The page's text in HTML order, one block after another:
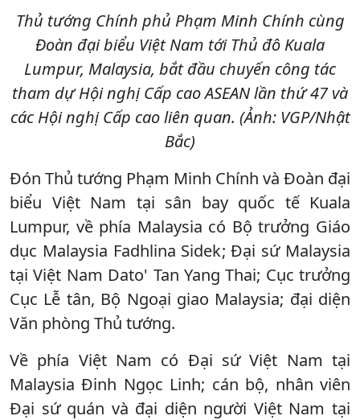
Thủ tướng Chính phủ Phạm Minh Chính cùng
Đoàn đại biểu Việt Nam tới Thủ đô Kuala
Lumpur, Malaysia, bắt đầu chuyến công tác
tham dự Hội nghị Cấp cao ASEAN lần thứ 47 và
các Hội nghị Cấp cao liên quan. (Ảnh: VGP/Nhật
Bắc)
Đón Thủ tướng Phạm Minh Chính và Đoàn đại
biểu Việt Nam tại sân bay quốc tế Kuala
Lumpur, về phía Malaysia có Bộ trưởng Giáo
dục Malaysia Fadhlina Sidek; Đại sứ Malaysia
tại Việt Nam Dato' Tan Yang Thai; Cục trưởng
Cục Lễ tân, Bộ Ngoại giao Malaysia; đại diện
Văn phòng Thủ tướng.
Về phía Việt Nam có Đại sứ Việt Nam tại
Malaysia Đinh Ngọc Linh; cán bộ, nhân viên
Đại sứ quán và đại diện người Việt Nam tại